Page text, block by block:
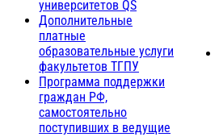
университетов QS
Дополнительные
платные
образовательные услуги
факультетов ТГПУ
Программа поддержки
граждан РФ,
самостоятельно
поступивших в ведущие